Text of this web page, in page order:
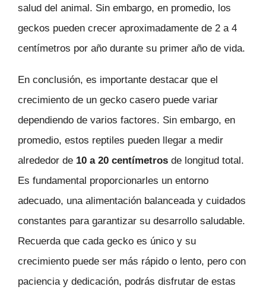
salud del animal. Sin embargo, en promedio, los
geckos pueden crecer aproximadamente de 2 a 4
centímetros por año durante su primer año de vida.
En conclusión, es importante destacar que el
crecimiento de un gecko casero puede variar
dependiendo de varios factores. Sin embargo, en
promedio, estos reptiles pueden llegar a medir
alrededor de 10 a 20 centímetros de longitud total.
Es fundamental proporcionarles un entorno
adecuado, una alimentación balanceada y cuidados
constantes para garantizar su desarrollo saludable.
Recuerda que cada gecko es único y su
crecimiento puede ser más rápido o lento, pero con
paciencia y dedicación, podrás disfrutar de estas